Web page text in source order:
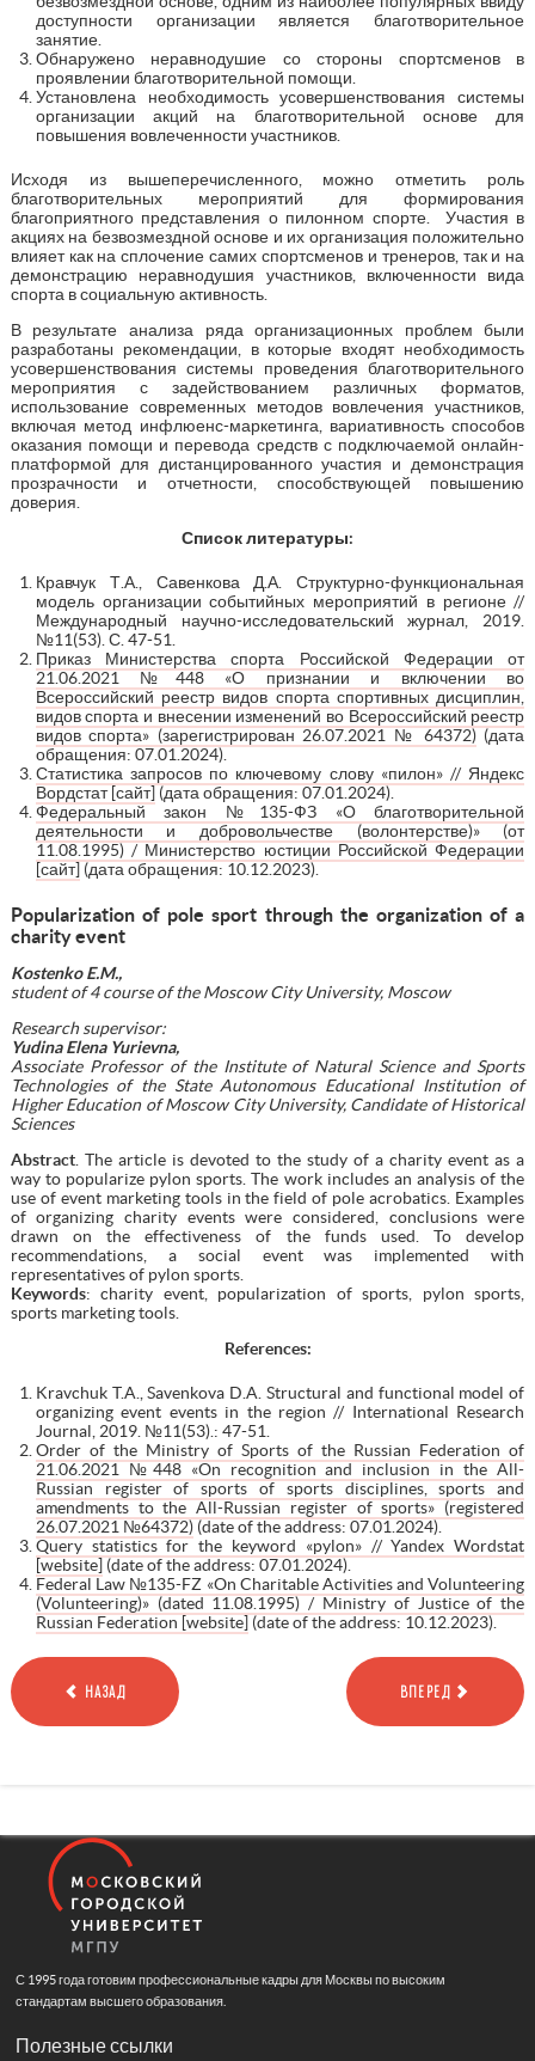
доступности организации является благотворительное
занятие.
Обнаружено неравнодушие со стороны спортсменов в
проявлении благотворительной помощи.
Установлена необходимость усовершенствования системы
организации акций на благотворительной основе для
повышения вовлеченности участников.
Исходя из вышеперечисленного, можно отметить роль
благотворительных мероприятий для формирования
благоприятного представления о пилонном спорте. Участия в
акциях на безвозмездной основе и их организация положительно
влияет как на сплочение самих спортсменов и тренеров, так и на
демонстрацию неравнодушия участников, включенности вида
спорта в социальную активность.
В результате анализа ряда организационных проблем были
разработаны рекомендации, в которые входят необходимость
усовершенствования системы проведения благотворительного
мероприятия с задействованием различных форматов,
использование современных методов вовлечения участников,
включая метод инфлюенс-маркетинга, вариативность способов
оказания помощи и перевода средств с подключаемой онлайн-
платформой для дистанцированного участия и демонстрация
прозрачности и отчетности, способствующей повышению
доверия.
Список литературы:
Кравчук Т.А., Савенкова Д.А. Структурно-функциональная
модель организации событийных мероприятий в регионе //
Международный научно-исследовательский журнал, 2019.
№11(53). С. 47-51.
Приказ Министерства спорта Российской Федерации от
21.06.2021 №448 «О признании и включении во
Всероссийский реестр видов спорта спортивных дисциплин,
видов спорта и внесении изменений во Всероссийский реестр
видов спорта» (зарегистрирован 26.07.2021 № 64372)(дата
обращения: 07.01.2024).
Статистика запросов по ключевому слову «пилон» // Яндекс
Вордстат [сайт] (дата обращения: 07.01.2024).
Федеральный закон №135-ФЗ «О благотворительной
деятельности и добровольчестве (волонтерстве)» (от
11.08.1995) / Министерство юстиции Российской Федерации
[сайт] (дата обращения: 10.12.2023).
Popularization of pole sport through the organization of a
charity event
Kostenko E.M.,
student of 4 courseof theMoscow City University, Moscow
Research supervisor:
Yudina Elena Yurievna,
Associate Professor of the Institute of Natural Science and Sports
Technologies of the State Autonomous Educational Institution of
Higher Education of Moscow City University, Candidate of Historical
Sciences
Abstract. The article is devoted to the study of a charity event as a
way to popularize pylon sports. The work includes an analysis of the
use of event marketing tools in the field of pole acrobatics. Examples
of organizing charity events were considered, conclusions were
drawn on the effectiveness of the funds used. To develop
recommendations, a social event was implemented with
representatives of pylon sports.
Keywords: charity event, popularization of sports, pylon sports,
sports marketing tools.
References:
Kravchuk T.A., Savenkova D.A. Structural and functional model of
organizing event events in the region // International Research
Journal, 2019. №11(53).: 47-51.
Order of the Ministry of Sports of the Russian Federation of
21.06.2021 №448 «On recognition and inclusion in the All-
Russian register of sports of sports disciplines, sports and
amendments to the All-Russian register of sports» (registered
26.07.2021 №64372)(date of the address: 07.01.2024).
Query statistics for the keyword «pylon» // Yandex Wordstat
[website] (date of the address: 07.01.2024).
Federal Law №135-FZ «On Charitable Activities and Volunteering
(Volunteering)» (dated 11.08.1995) / Ministry of Justice of the
Russian Federation [website] (date of the address: 10.12.2023).
НАЗАД ВПЕРЕД
С 1995 года готовим профессиональные кадры для Москвы по высоким
стандартам высшего образования.
Полезные ссылки